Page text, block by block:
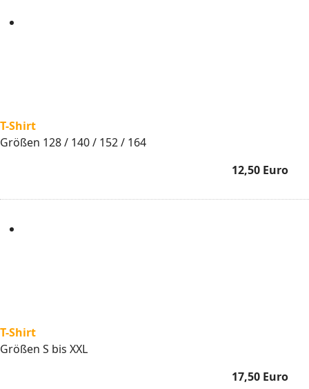
T-Shirt
Größen 128 / 140 / 152 / 164
12,50 Euro
T-Shirt
Größen S bis XXL
17,50 Euro